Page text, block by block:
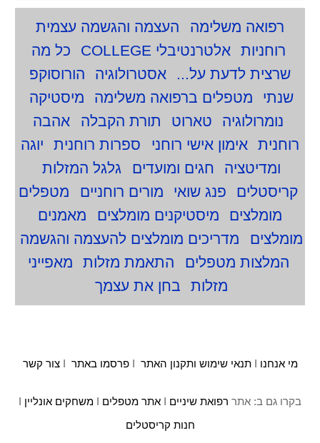
רפואה משלימה
העצמה והגשמה עצמית
רוחניות
אלטרנטיבלי COLLEGE
כל מה
שרצית לדעת על...
אסטרולוגיה
הורוסוקפ
שנתי
מטפלים ברפואה משלימה
מיסטיקה
נומרולוגיה
טארוט תורת הקבלה
אהבה
רוחנית
אימון אישי רוחני ספרות רוחנית
יוגה
ומדיטציה
חגים ומועדים
גלגל המזלות
קריסטלים
פנג שואי מורים רוחניים
מטפלים
מומלצים
מיסטיקנים מומלצים
מאמנים
מומלצים
מדריכים מומלצים להעצמה והגשמה
המלצות מטפלים
התאמת מזלות
מאפייני
מזלות
בחן את עצמך
מי אנחנו תנאי שימוש ותקנון האתר פרסמו באתר צור קשר
בקרו גם ב: אתר רפואת שיניים אתר מטפלים משחקים אונליין
חנות קריסטלים